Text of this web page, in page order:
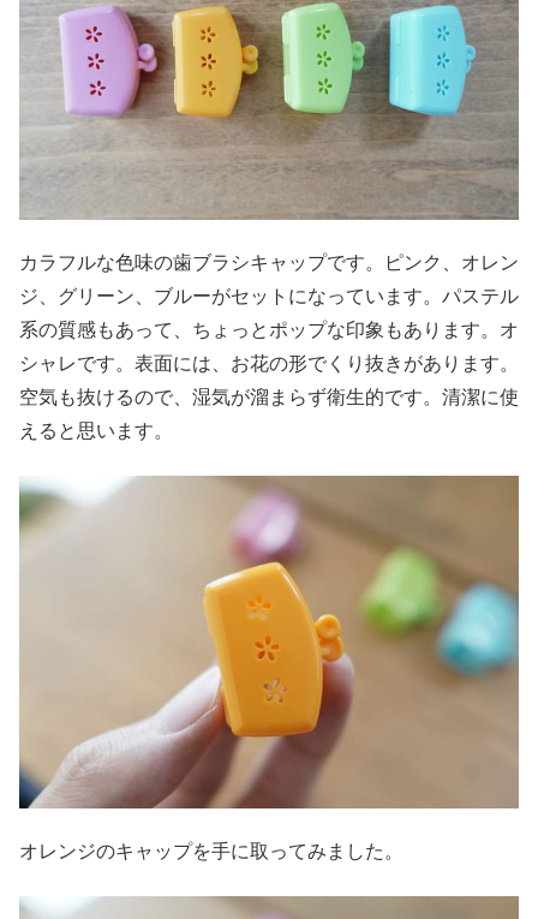
カラフルな色味の歯ブラシキャップです。ピンク、オレン
ジ、グリーン、ブルーがセットになっています。パステル
系の質感もあって、ちょっとポップな印象もあります。オ
シャレです。表面には、お花の形でくり抜きがあります。
空気も抜けるので、湿気が溜まらず衛生的です。清潔に使
えると思います。
オレンジのキャップを手に取ってみました。